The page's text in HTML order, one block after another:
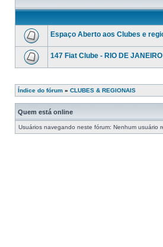
Espaço Aberto aos Clubes e
147 Fiat Clube - RIO DE JANEIRO
Índice do fórum » CLUBES & REGIONAIS
Quem está online
Usuários navegando neste fórum: Nenhum usuário